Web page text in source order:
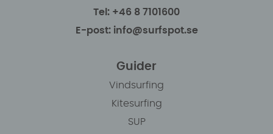
Tel: +46 8 7101600
E-post: info@surfspot.se
Guider
Vindsurfing
Kitesurfing
SUP